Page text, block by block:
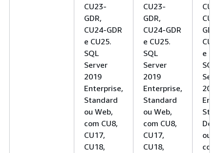
CU23-
GDR,
CU24-GDR
e CU25.
SQL
Server
2019
Enterprise,
Standard
ou Web,
com CU8,
CU17,
CU18,
CU23-
GDR,
CU24-GDR
e CU25.
SQL
Server
2019
Enterprise,
Standard
ou Web,
com CU8,
CU17,
CU18,
e
SQL
ou
com